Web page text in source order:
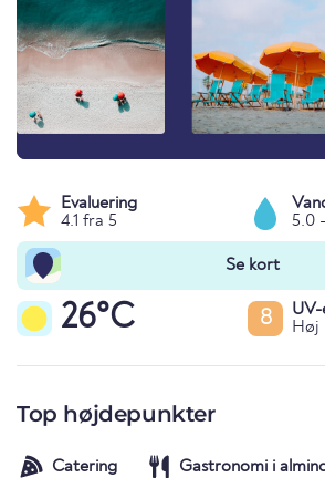
Evaluering
4.1 fra 5
5.0
Se kort
26°C 8
UV-
Høj
Top højdepunkter
Catering Gastronomi i